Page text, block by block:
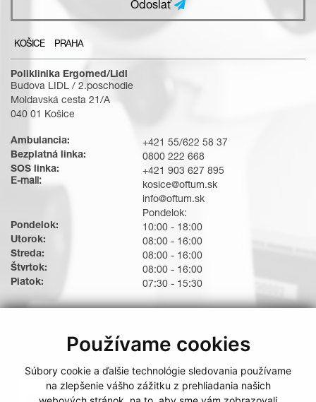
Používame cookies
Súbory cookie a ďalšie technológie sledovania používame
na zlepšenie vášho zážitku z prehliadania našich
Odoslať
KOŠICE PRAHA
Poliklinika Ergomed/Lidl
Budova LIDL / 2.poschodie
Moldavská cesta 21/A
040 01 Košice
Ambulancia:
+421 55/622 58 37
Bezplatná linka:
0800 222 668
SOS linka:
E-mail:
+421 903 627 895
kosice@oftum.sk
info@oftum.sk
Pondelok:
Pondelok:
10:00 - 18:00
Utorok:
08:00 - 16:00
Streda:
08:00 - 16:00
Štvrtok:
08:00 - 16:00
Piatok:
07:30 - 15:30
Možnosti platby